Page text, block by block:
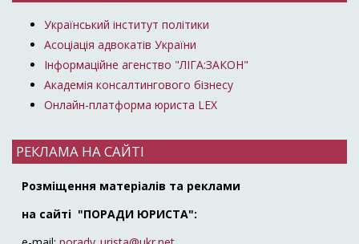
Український інститут політики
Асоціація адвокатів України
Інформаційне агенство "ЛІГА:ЗАКОН"
Академія консалтингового бізнесу
Онлайн-платформа юриста LEX
РЕКЛАМА НА САЙТІ
Розміщення матеріалів та реклами
на сайті "ПОРАДИ ЮРИСТА":